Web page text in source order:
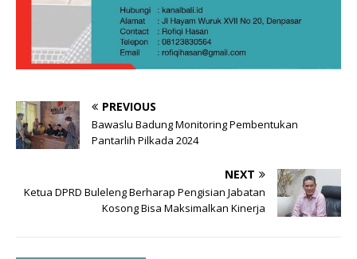
PREVIOUS
Bawaslu Badung Monitoring Pembentukan
Pantarlih Pilkada 2024
NEXT
Ketua DPRD Buleleng Berharap Pengisian Jabatan
Kosong Bisa Maksimalkan Kinerja